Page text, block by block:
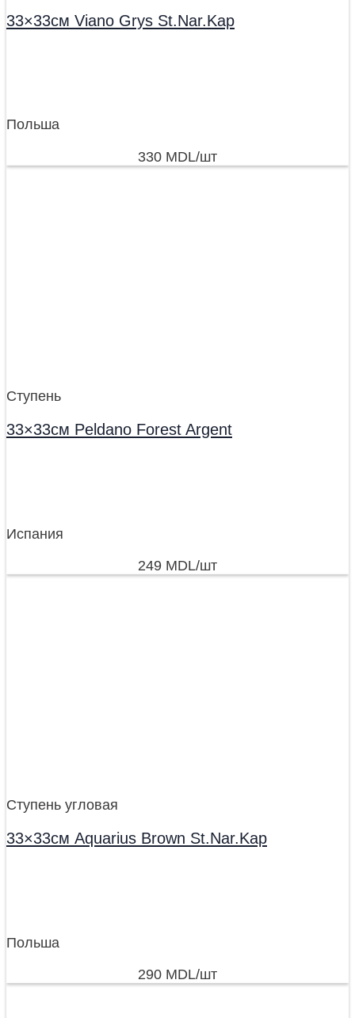
33×33см Viano Grys St.Nar.Kap
Польша
330 MDL/шт
Ступень
33×33см Peldano Forest Argent
Испания
249 MDL/шт
Ступень угловая
33×33см Aquarius Brown St.Nar.Kap
Польша
290 MDL/шт